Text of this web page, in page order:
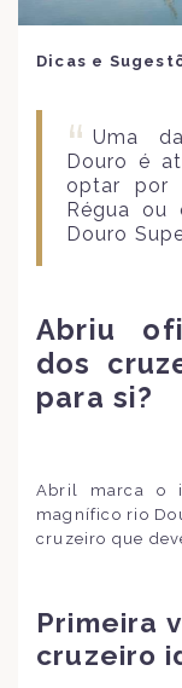
Dicas e
Uma
Douro é
optar por
Régua
Douro
Abriu
dos
para si?
Abril marca o
magnífico rio
cruzeiro que
Primeira
cruzeiro